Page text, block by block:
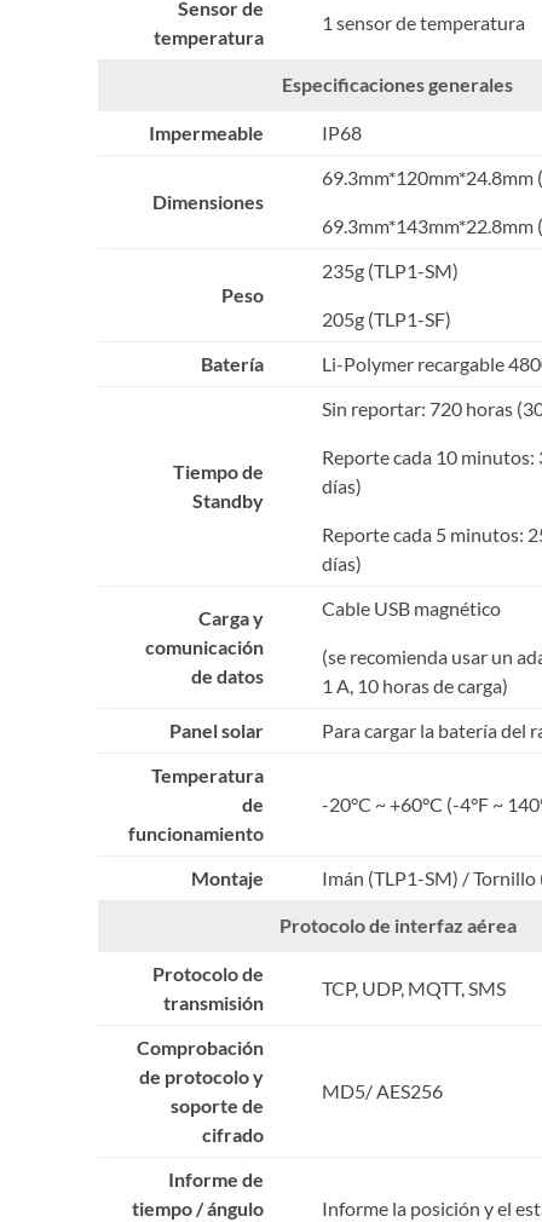
Sensor de
temperatura
1 sensor de temperatura
Especificaciones generales
Impermeable IP68
Dimensiones
69.3mm*120mm*24.8mm
69.3mm*143mm*22.8mm
Peso
235g (TLP1-SM)
205g (TLP1-SF)
Batería
Li-Polymer recargable
Tiempo de
Standby
Sin reportar: 720 horas
Reporte cada 10 minutos:
días)
Reporte cada 5 minutos:
días)
Carga y
comunicación
de datos
Cable USB magnético
(se recomienda usar un
1 A, 10 horas de carga)
Panel solar
Para cargar la batería del
Temperatura
de
funcionamiento
-20°C ~ +60°C (-4°F ~ 140
Montaje Imán (TLP1-SM) / Tornillo
Protocolo de interfaz aérea
Protocolo de
transmisión
TCP, UDP, MQTT, SMS
Comprobación
de protocolo y
soporte de
cifrado
MD5/ AES256
Informe de
tiempo / ángulo
Informe la posición y el